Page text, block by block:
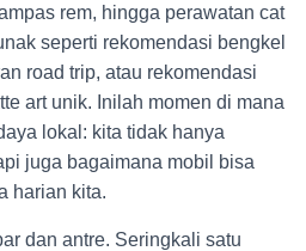
rem, hingga perawatan cat
seperti rekomendasi bengkel
road trip, atau rekomendasi
art unik. Inilah momen di mana
lokal: kita tidak hanya
juga bagaimana mobil bisa
harian kita.
dan antre. Seringkali satu